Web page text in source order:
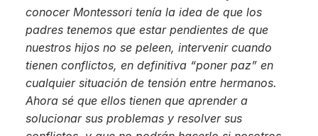
conocer Montessori tenía la idea de que los
padres tenemos que estar pendientes de que
nuestros hijos no se peleen, intervenir cuando
tienen conflictos, en definitiva “poner paz” en
cualquier situación de tensión entre hermanos.
Ahora sé que ellos tienen que aprender a
solucionar sus problemas y resolver sus